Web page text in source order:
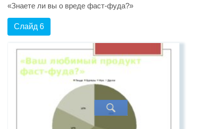
«Знаете ли вы о вреде фаст-фуда?»
Слайд 6